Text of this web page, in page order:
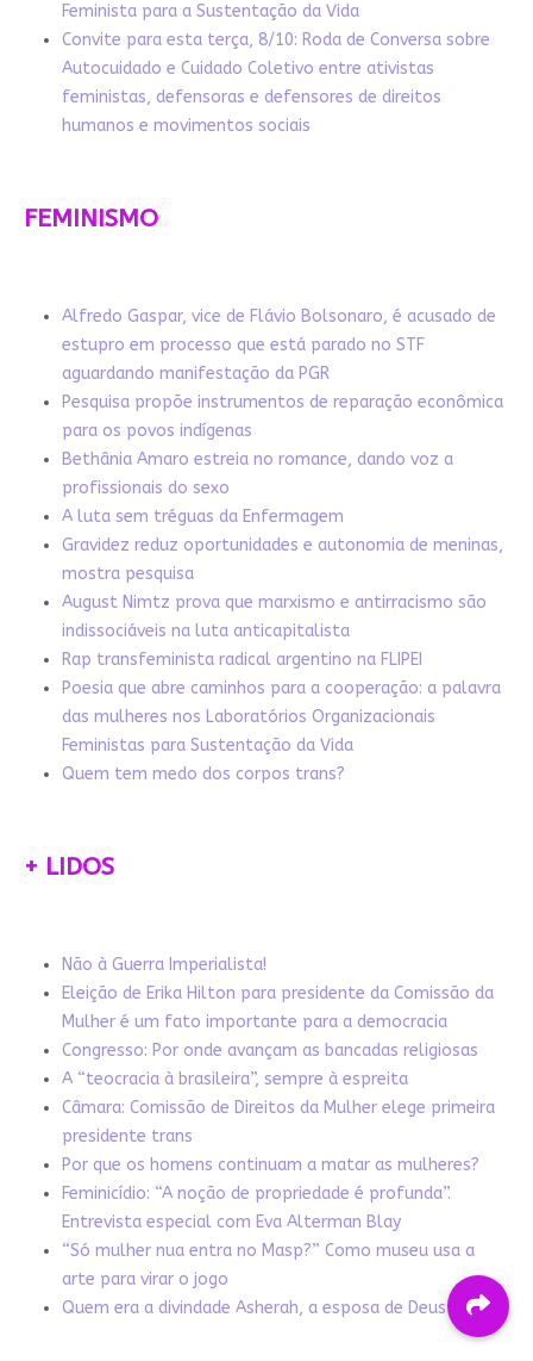
Feminista para a Sustentação da Vida
Convite para esta terça, 8/10: Roda de Conversa sobre
Autocuidado e Cuidado Coletivo entre ativistas
feministas, defensoras e defensores de direitos
humanos e movimentos sociais
FEMINISMO
Alfredo Gaspar, vice de Flávio Bolsonaro, é acusado de
estupro em processo que está parado no STF
aguardando manifestação da PGR
Pesquisa propõe instrumentos de reparação econômica
para os povos indígenas
Bethânia Amaro estreia no romance, dando voz a
profissionais do sexo
A luta sem tréguas da Enfermagem
Gravidez reduz oportunidades e autonomia de meninas,
mostra pesquisa
August Nimtz prova que marxismo e antirracismo são
indissociáveis na luta anticapitalista
Rap transfeminista radical argentino na FLIPEI
Poesia que abre caminhos para a cooperação: a palavra
das mulheres nos Laboratórios Organizacionais
Feministas para Sustentação da Vida
Quem tem medo dos corpos trans?
+ LIDOS
Não à Guerra Imperialista!
Eleição de Erika Hilton para presidente da Comissão da
Mulher é um fato importante para a democracia
Congresso: Por onde avançam as bancadas religiosas
A “teocracia à brasileira”, sempre à espreita
Câmara: Comissão de Direitos da Mulher elege primeira
presidente trans
Por que os homens continuam a matar as mulheres?
Feminicídio: “A noção de propriedade é profunda”.
Entrevista especial com Eva Alterman Blay
“Só mulher nua entra no Masp?” Como museu usa a
arte para virar o jogo
Quem era a divindade Asherah, a esposa de Deus